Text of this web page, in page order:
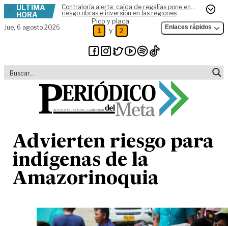
Skip to content
ÚLTIMA
HORA
Contraloría alerta: caída de regalías pone en
riesgo obras e inversión en las regiones
Jue, 6 agosto 2026
Pico y placa
1 y 2 Enlaces rápidos
Advierten riesgo para
indígenas de la
Amazorinoquia